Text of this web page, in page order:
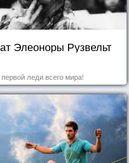
Элеоноры Рузвельт
леди всего мира!